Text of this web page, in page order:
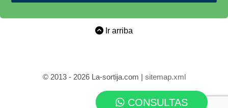
CONSULTAS
Ir arriba
© 2013 - 2026 La-sortija.com | sitemap.xml